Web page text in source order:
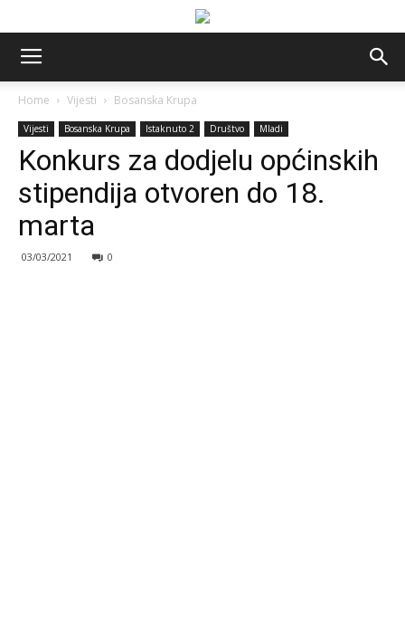
Home Vijesti Bosanska Krupa
Vijesti Bosanska Krupa Istaknuto 2 Društvo Mladi
Konkurs za dodjelu općinskih
stipendija otvoren do 18.
marta
03/03/2021 0